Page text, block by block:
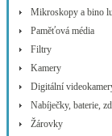
Mikroskopy a bino
Paměťová média
Filtry
Kamery
Digitální
Nabíječky, baterie,
Žárovky